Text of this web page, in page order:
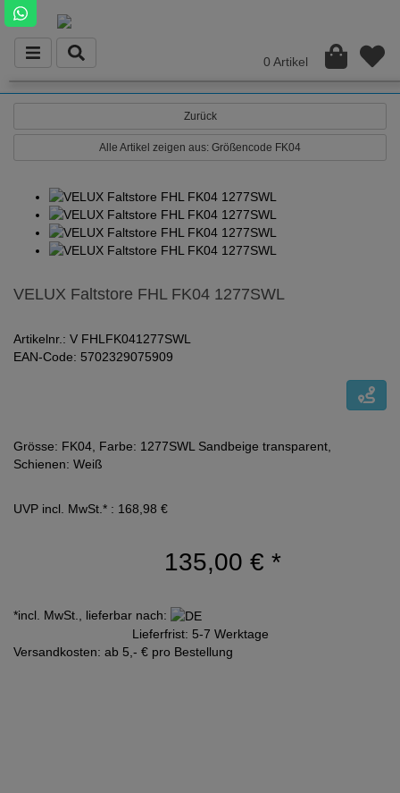
0 Artikel
Zurück
Alle Artikel zeigen aus: Größencode FK04
VELUX Faltstore FHL FK04 1277SWL
Artikelnr.: V FHLFK041277SWL
EAN-Code: 5702329075909
Grösse: FK04, Farbe: 1277SWL Sandbeige transparent,
Schienen: Weiß
UVP incl. MwSt.* : 168,98 €
135,00 € *
*incl. MwSt., lieferbar nach:
Lieferfrist: 5-7 Werktage
Versandkosten: ab 5,- € pro Bestellung